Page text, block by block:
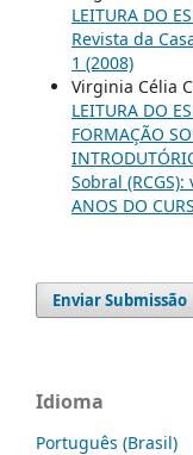
LEITURA DO
Revista da
1 (2008)
Virginia Célia
LEITURA DO
FORMAÇÃO
Sobral (RCGS):
ANOS DO
Enviar Submissão
Idioma
Português (Brasil)